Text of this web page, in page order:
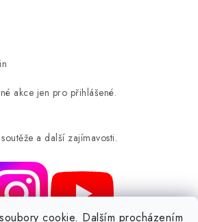
cookie. Dalším procházením
akce jen pro přihlášené.
a další zajímavosti.